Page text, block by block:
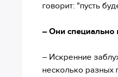
говорит: "пусть
– Они специально
– Искренние
несколько разных